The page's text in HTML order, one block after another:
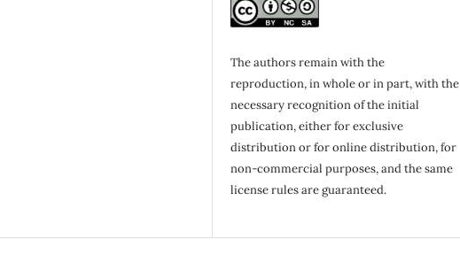
The authors remain with the
reproduction, in whole or in part, with the
necessary recognition of the initial
publication, either for exclusive
distribution or for online distribution, for
non-commercial purposes, and the same
license rules are guaranteed.